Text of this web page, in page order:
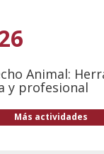
Animal:
y profesional
Más actividades